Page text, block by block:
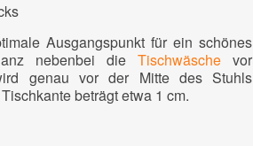
Ausgangspunkt für ein schönes
nebenbei dieTischwäsche vor
genau vor der Mitte des Stuhls
beträgt etwa 1 cm.